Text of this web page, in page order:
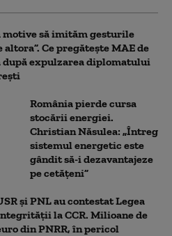
motive să imităm gesturile
Ce pregătește MAE de
după expulzarea diplomatului
România pierde cursa
stocării energiei.
Christian Năsulea: „Întreg
sistemul energetic este
gândit să-i dezavantajeze
pe cetățeni”
și PNL au contestat Legea
la CCR. Milioane de
din PNRR, în pericol